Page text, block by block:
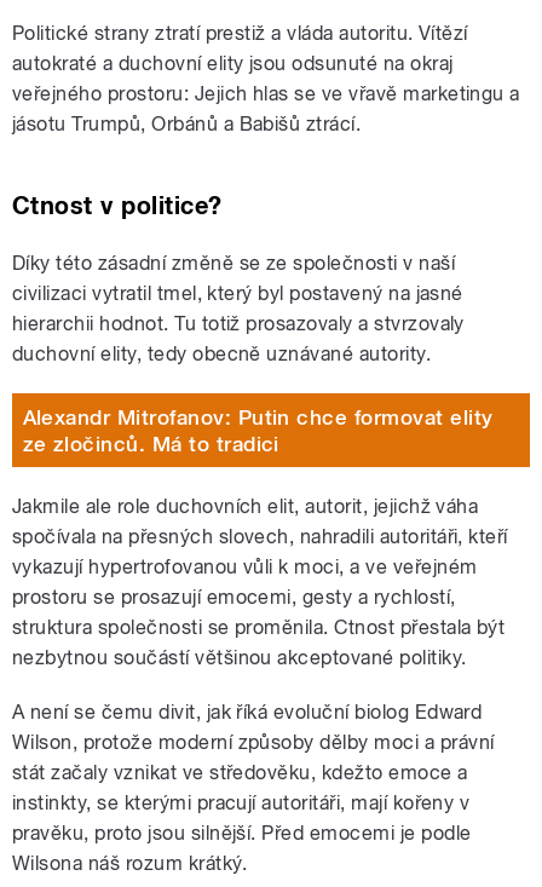
Politické strany ztratí prestiž a vláda autoritu. Vítězí
autokraté a duchovní elity jsou odsunuté na okraj
veřejného prostoru: Jejich hlas se ve vřavě marketingu a
jásotu Trumpů, Orbánů a Babišů ztrácí.
Ctnost v politice?
Díky této zásadní změně se ze společnosti v naší
civilizaci vytratil tmel, který byl postavený na jasné
hierarchii hodnot. Tu totiž prosazovaly a stvrzovaly
duchovní elity, tedy obecně uznávané autority.
Alexandr Mitrofanov: Putin chce formovat elity
ze zločinců. Má to tradici
Jakmile ale role duchovních elit, autorit, jejichž váha
spočívala na přesných slovech, nahradili autoritáři, kteří
vykazují hypertrofovanou vůli k moci, a ve veřejném
prostoru se prosazují emocemi, gesty a rychlostí,
struktura společnosti se proměnila. Ctnost přestala být
nezbytnou součástí většinou akceptované politiky.
A není se čemu divit, jak říká evoluční biolog Edward
Wilson, protože moderní způsoby dělby moci a právní
stát začaly vznikat ve středověku, kdežto emoce a
instinkty, se kterými pracují autoritáři, mají kořeny v
pravěku, proto jsou silnější. Před emocemi je podle
Wilsona náš rozum krátký.